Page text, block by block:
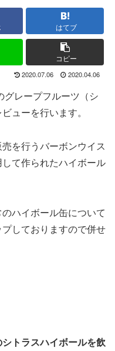
はてブ
コピー
2020.07.06 2020.04.06
レープフルーツ（シ
ューを行います。
を行うバーボンウイス
て作られたハイボール
ハイボール缶について
しておりますので併せ
トラスハイボールを飲